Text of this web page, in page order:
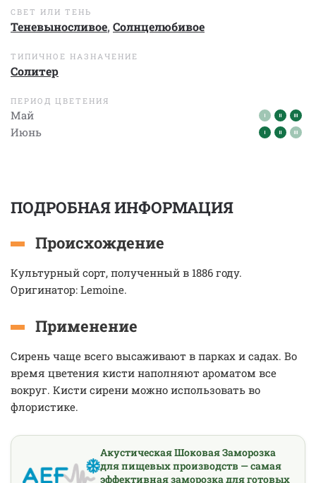
СВЕТ ИЛИ ТЕНЬ
Теневыносливое, Солнцелюбивое
ТИПИЧНОЕ НАЗНАЧЕНИЕ
Солитер
ПЕРИОД ЦВЕТЕНИЯ
Май
Июнь
ПОДРОБНАЯ ИНФОРМАЦИЯ
Происхождение
Культурный сорт, полученный в 1886 году.
Оригинатор: Lemoine.
Применение
Сирень чаще всего высаживают в парках и садах. Во
время цветения кисти наполняют ароматом все
вокруг. Кисти сирени можно использовать во
флористике.
Акустическая Шоковая Заморозка
для пищевых производств — самая
эффективная заморозка для готовых